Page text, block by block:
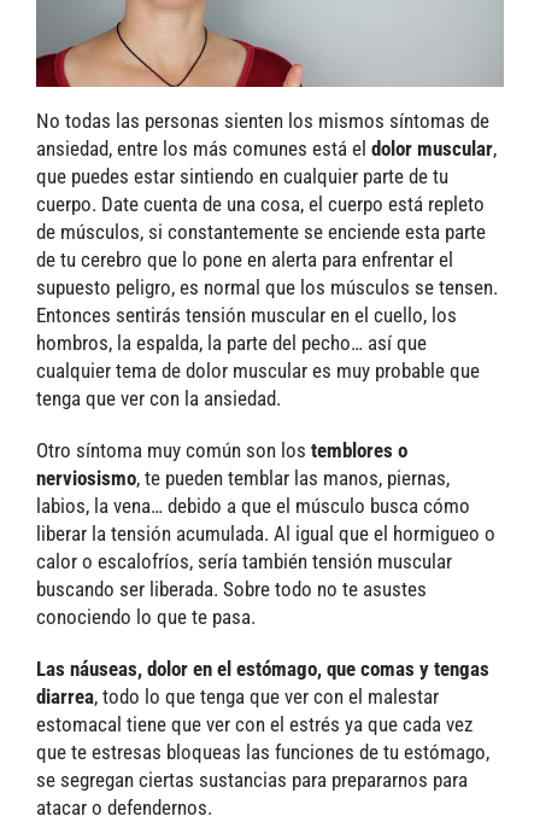
No todas las personas sienten los mismos síntomas de
ansiedad, entre los más comunes está el dolor muscular,
que puedes estar sintiendo en cualquier parte de tu
cuerpo. Date cuenta de una cosa, el cuerpo está repleto
de músculos, si constantemente se enciende esta parte
de tu cerebro que lo pone en alerta para enfrentar el
supuesto peligro, es normal que los músculos se tensen.
Entonces sentirás tensión muscular en el cuello, los
hombros, la espalda, la parte del pecho… así que
cualquier tema de dolor muscular es muy probable que
tenga que ver con la ansiedad.
Otro síntoma muy común son los temblores o
nerviosismo, te pueden temblar las manos, piernas,
labios, la vena… debido a que el músculo busca cómo
liberar la tensión acumulada. Al igual que el hormigueo o
calor o escalofríos, sería también tensión muscular
buscando ser liberada. Sobre todo no te asustes
conociendo lo que te pasa.
Las náuseas, dolor en el estómago, que comas y tengas
diarrea, todo lo que tenga que ver con el malestar
estomacal tiene que ver con el estrés ya que cada vez
que te estresas bloqueas las funciones de tu estómago,
se segregan ciertas sustancias para prepararnos para
atacar o defendernos.